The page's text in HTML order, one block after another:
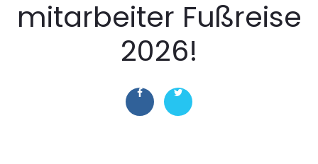
mitarbeiter Fußreise
2026!